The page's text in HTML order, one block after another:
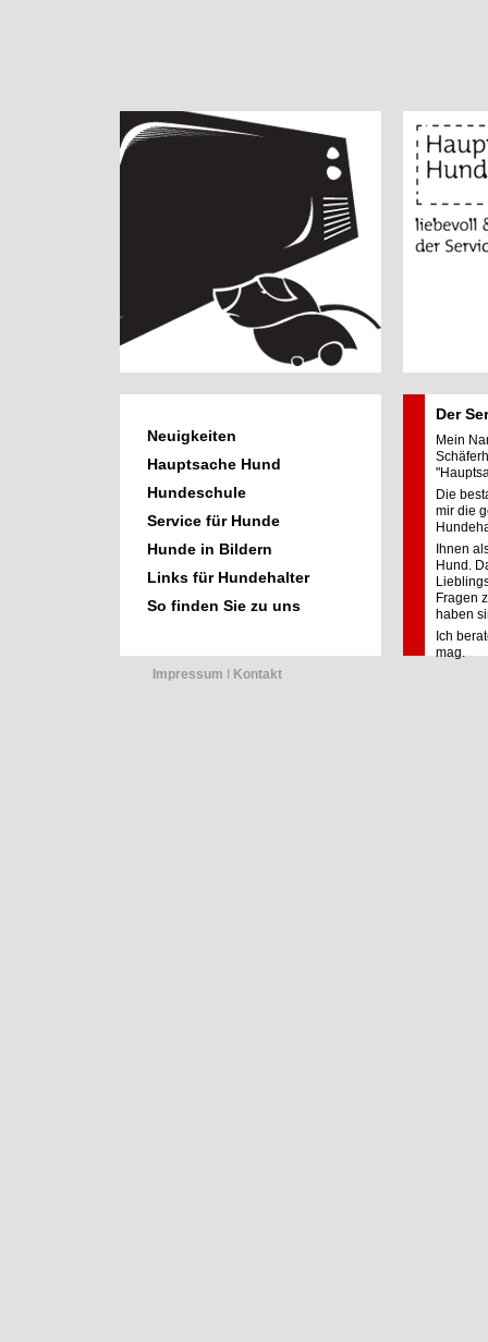
Neuigkeiten
Hauptsache Hund
Hundeschule
Service für Hunde
Hunde in Bildern
Links für Hundehalter
So finden Sie zu uns
Der
Mein
Die
mir die
Ihnen
Hund.
Fragen
haben
Ich
mag.
Impressum Ι Kontakt